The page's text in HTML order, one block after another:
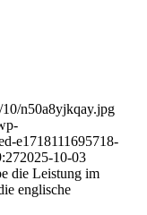
n50a8yjkqay.jpg
e1718111695718-
2025-10-03
die Leistung im
englische